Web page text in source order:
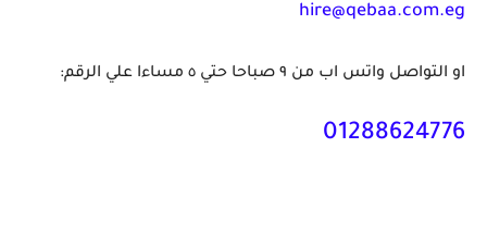
hire@qebaa.com.eg
او التواصل واتس اب من ٩ صباحا حتي ٥ مساءا علي الرقم:
01288624776